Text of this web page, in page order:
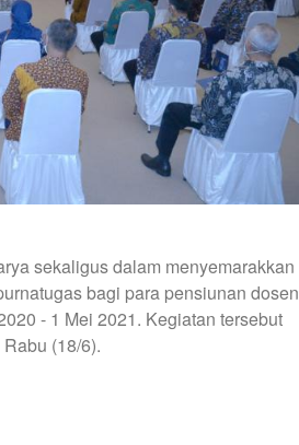
sekaligus dalam menyemarakkan
bagi para pensiunan dosen
- 1 Mei 2021. Kegiatan tersebut
(18/6).